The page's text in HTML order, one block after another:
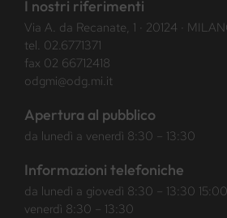
I nostri riferimenti
Via A. da Recanate, 1 · 20124 ·
tel. 02.6771371
fax 02 66712418
odgmi@odg.mi.it
Apertura al pubblico
da lunedì a venerdì 8:30 – 13:30
Informazioni telefoniche
da lunedì a giovedì 8:30 – 13:30
venerdì 8:30 – 13:30